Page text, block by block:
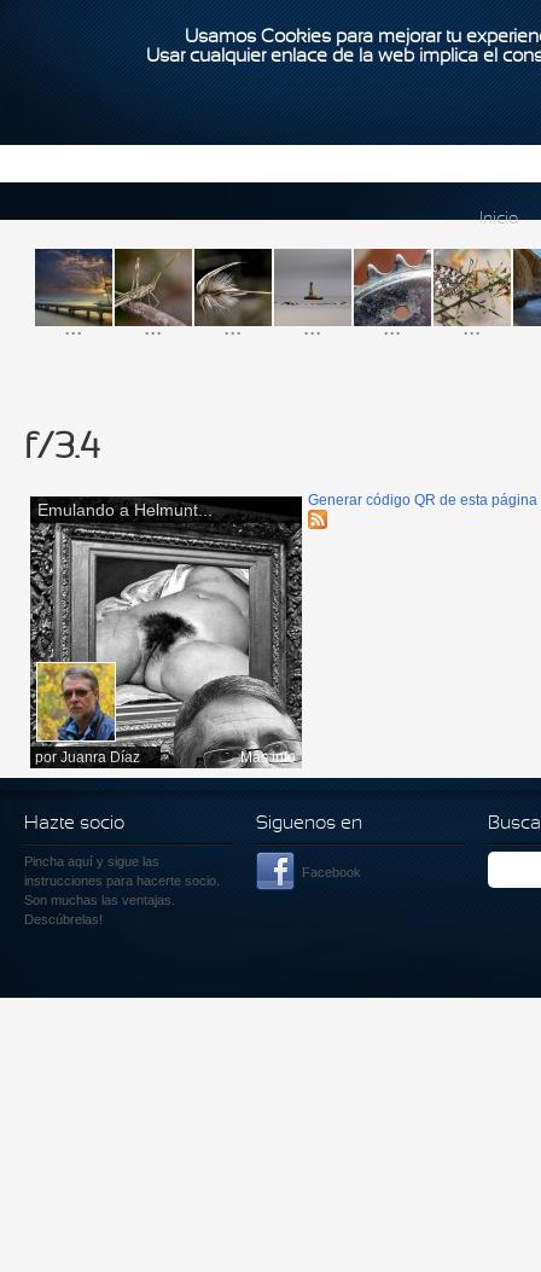
Usamos Cookies para mejorar tu
Usar cualquier enlace de la web implica el
Inicio
... ... ... ... ... ...
f/3.4
Emulando a Helmunt...
porJuanra Díaz Más info
Generar código QR de esta página
Hazte socio
Pincha aquí y sigue las
instrucciones para hacerte socio.
Son muchas las ventajas.
Descúbrelas!
Siguenos en
Facebook